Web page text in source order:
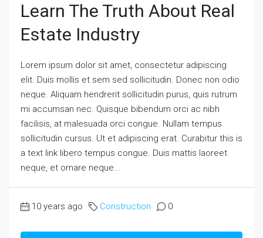
Learn The Truth About Real
Estate Industry
Lorem ipsum dolor sit amet, consectetur adipiscing
elit. Duis mollis et sem sed sollicitudin. Donec non odio
neque. Aliquam hendrerit sollicitudin purus, quis rutrum
mi accumsan nec. Quisque bibendum orci ac nibh
facilisis, at malesuada orci congue. Nullam tempus
sollicitudin cursus. Ut et adipiscing erat. Curabitur this is
a text link libero tempus congue. Duis mattis laoreet
neque, et ornare neque...
10 years ago Construction 0